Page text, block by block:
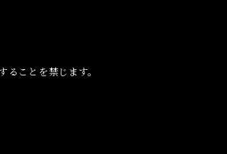
ことを禁じます。